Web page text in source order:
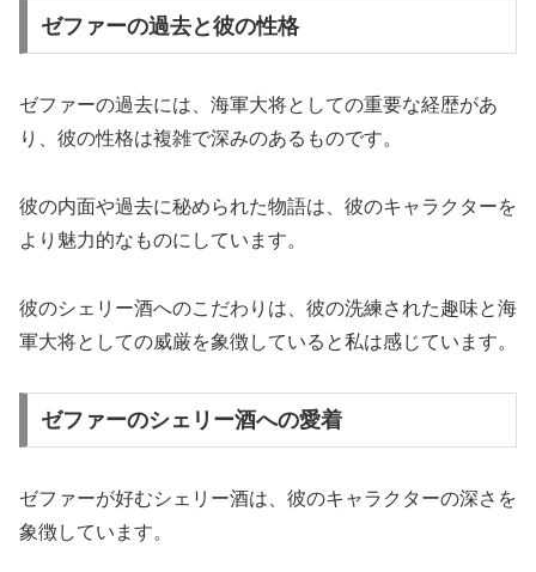
ゼファーの過去と彼の性格
ゼファーの過去には、海軍大将としての重要な経歴があ
り、彼の性格は複雑で深みのあるものです。
彼の内面や過去に秘められた物語は、彼のキャラクターを
より魅力的なものにしています。
彼のシェリー酒へのこだわりは、彼の洗練された趣味と海
軍大将としての威厳を象徴していると私は感じています。
ゼファーのシェリー酒への愛着
ゼファーが好むシェリー酒は、彼のキャラクターの深さを
象徴しています。